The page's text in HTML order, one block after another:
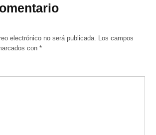
electrónico no será publicada.
Los campos
con*